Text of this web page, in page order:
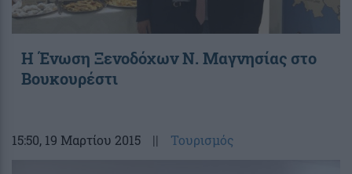
Η Ένωση Ξενοδόχων Ν. Μαγνησίας στο
Βουκουρέστι
15:50, 19 Μαρτίου 2015 || Τουρισμός